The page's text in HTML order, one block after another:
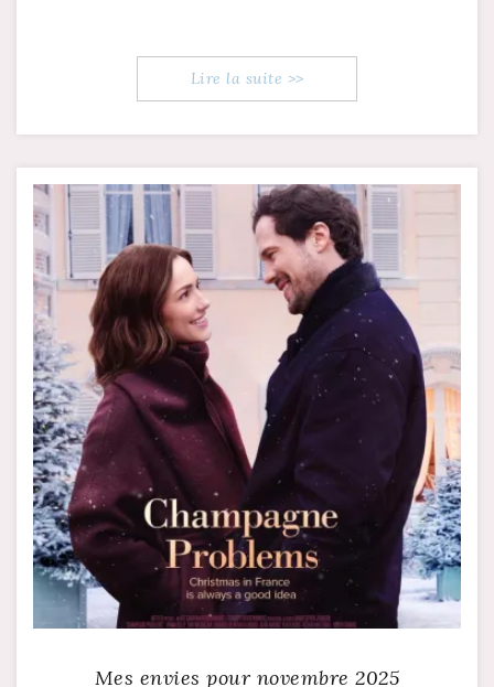
Lire la suite >>
Mes envies pour novembre 2025